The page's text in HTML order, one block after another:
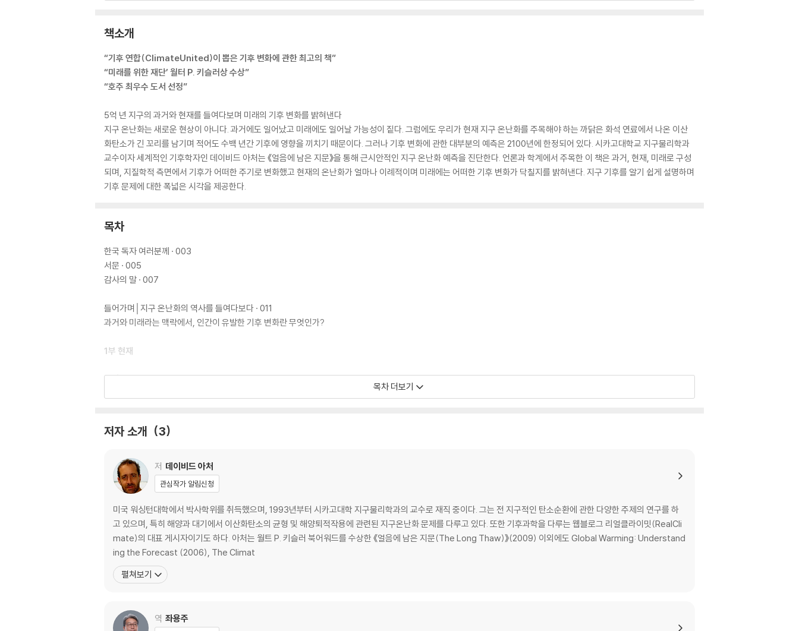
책소개
“기후 연합(ClimateUnited)이 뽑은 기후 변화에 관한 최고의 책”
“미래를 위한 재단’ 월터 P. 키슬러상 수상”
“호주 최우수 도서 선정”
5억 년 지구의 과거와 현재를 들여다보며 미래의 기후 변화를 밝혀낸다
지구 온난화는 새로운 현상이 아니다. 과거에도 일어났고 미래에도 일어날 가능성이 짙다. 그럼에도 우리가 현재 지구 온난화를 주목해야 하는 까닭은 화석 연료에서 나온 이산
화탄소가 긴 꼬리를 남기며 적어도 수백 년간 기후에 영향을 끼치기 때문이다. 그러나 기후 변화에 관한 대부분의 예측은 2100년에 한정되어 있다. 시카고대학교 지구물리학과
교수이자 세계적인 기후학자인 데이비드 아처는 《얼음에 남은 지문》을 통해 근시안적인 지구 온난화 예측을 진단한다. 언론과 학계에서 주목한 이 책은 과거, 현재, 미래로 구성
되며, 지질학적 측면에서 기후가 어떠한 주기로 변화했고 현재의 온난화가 얼마나 이례적이며 미래에는 어떠한 기후 변화가 닥칠지를 밝혀낸다. 지구 기후를 알기 쉽게 설명하며
기후 문제에 대한 폭넓은 시각을 제공한다.
목차
한국 독자 여러분께 · 003
서문 · 005
감사의 말 · 007
들어가며│지구 온난화의 역사를 들여다보다 · 011
과거와 미래라는 맥락에서, 인간이 유발한 기후 변화란 무엇인가?
1부 현재
1장│온실 효과에서 지구 온난화까지 · 025
온실 이론이란?│초기에는 이산화탄소를 어떻게 측정했을까?│아레니우스는 기후 변화를 어떻게 예측했을까?│기후과학의 미래는?
3장│다음 세기의 기후를 예측하다 · 056
2부 과거
4장│과거의 기후를 알아야 하는 이유 · 069
갑작스러운 기후 전환이란?│천 년 단위의 기후 주기란?│근세 소빙기와 중세 온난기란?
5장│빙하 주기의 발견으로 밝혀낸 사실 · 082
빙하 주기는 어떻게 발견했을까?│얼음은 왜 녹으면서 흐를까?│공전 궤도 강제력과 이산화탄소 강제력 중 무엇이 더 강할까?
6장│지구에 나타난 여러 기후의 특징 · 092
빙하기는 비정상인가?│지구는 정말 호흡할까?
지금까지의 기후 변화와 다음 세기의 기후 변화는 어떻게 다를까?│팔레오세-에오세 극열기와 백악기│제3기 경계란?
목차 더보기
저자 소개 3
저 데이비드 아처
관심작가 알림신청
미국 워싱턴대학에서 박사학위를 취득했으며, 1993년부터 시카고대학 지구물리학과의 교수로 재직 중이다. 그는 전 지구적인 탄소순환에 관한 다양한 주제의 연구를 하
고 있으며, 특히 해양과 대기에서 이산화탄소의 균형 및 해양퇴적작용에 관련된 지구온난화 문제를 다루고 있다. 또한 기후과학을 다루는 웹블로그 리얼클라이밋(RealCli
mate)의 대표 게시자이기도 하다. 아처는 월트 P. 키슬러 북어워드를 수상한 《얼음에 남은 지문(The Long Thaw)》(2009) 이외에도 Global Warming: Understand
ing the Forecast (2006), The Climat
펼쳐보기
역 좌용주